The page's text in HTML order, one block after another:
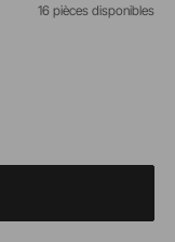
16 pièces disponibles